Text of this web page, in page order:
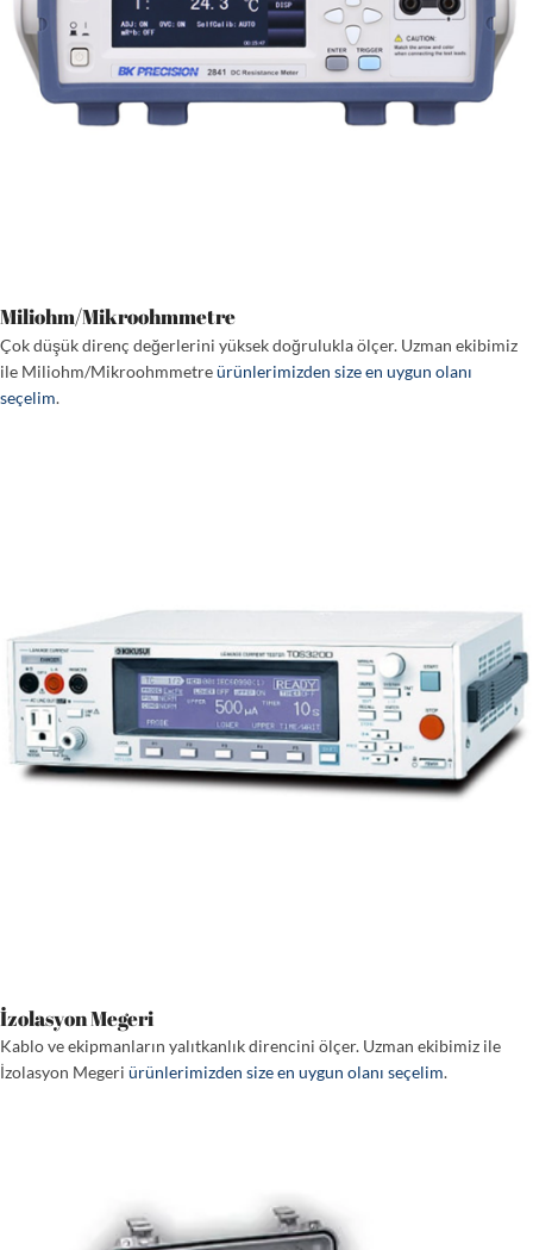
Miliohm/Mikroohmmetre
Çok düşük direnç değerlerini yüksek doğrulukla ölçer. Uzman ekibimiz
ile Miliohm/Mikroohmmetreürünlerimizden size en uygun olanı
seçelim.
İzolasyon Megeri
Kablo ve ekipmanların yalıtkanlık direncini ölçer. Uzman ekibimiz ile
İzolasyon Megeri ürünlerimizden size en uygun olanı seçelim.